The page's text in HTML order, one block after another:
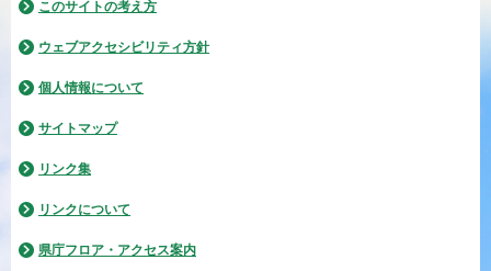
このサイトの考え方
ウェブアクセシビリティ方針
個人情報について
サイトマップ
リンク集
リンクについて
県庁フロア・アクセス案内